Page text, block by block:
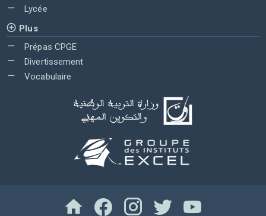
Lycée
Plus
Prépas CPGE
Divertissement
Vocabulaire